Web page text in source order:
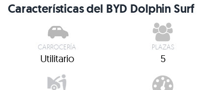
Características del BYD Dolphin Surf
CARROCERÍA
Utilitario
PLAZAS
5